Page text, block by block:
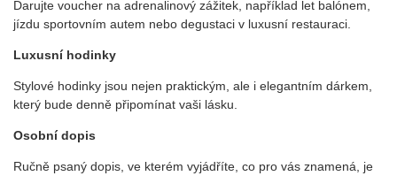
Darujte voucher na adrenalinový zážitek, například let balónem,
jízdu sportovním autem nebo degustaci v luxusní restauraci.
Luxusní hodinky
Stylové hodinky jsou nejen praktickým, ale i elegantním dárkem,
který bude denně připomínat vaši lásku.
Osobní dopis
Ručně psaný dopis, ve kterém vyjádříte, co pro vás znamená, je